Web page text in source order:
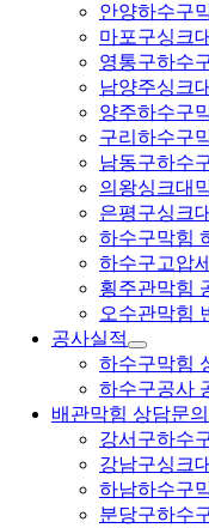
안양하수구
마포구싱크
영통구하수
남양주싱크
양주하수구
구리하수구
남동구하수
의왕싱크대
은평구싱크
하수구막힘
하수구고압
횡주관막힘
오수관막힘
공사실적
하수구막힘
하수구공사
배관막힘 상담문의
강서구하수
강남구싱크
하남하수구
분당구하수